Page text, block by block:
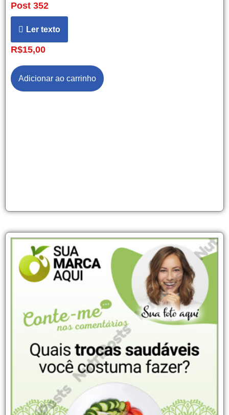
Post 352
Ler texto
R$15,00
Adicionar ao carrinho